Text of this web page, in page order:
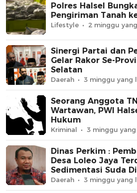
Polres Halsel Bungkam Kasus
Pengiriman Tanah
Lifestyle 2 minggu
Sinergi Partai dan
Gelar Rakor Se-
Selatan
Daerah 3 minggu yang
Seorang Anggota
Wartawan, PWI
Hukum
Kriminal 3 minggu
Dinas Perkim :
Desa Loleo Jaya
Sedimentasi Suda
Daerah 3 minggu yang